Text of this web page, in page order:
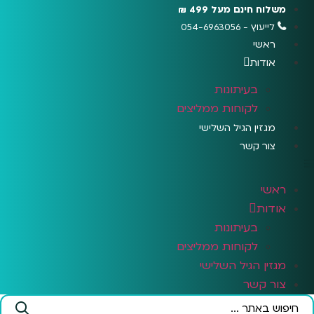
לתוכן
משלוח חינם מעל 499 ₪
לייעוץ - 054-6963056
ראשי
אודות
בעיתונות
לקוחות ממליצים
מגזין הגיל השלישי
צור קשר
ראשי
אודות
בעיתונות
לקוחות ממליצים
מגזין הגיל השלישי
צור קשר
Search